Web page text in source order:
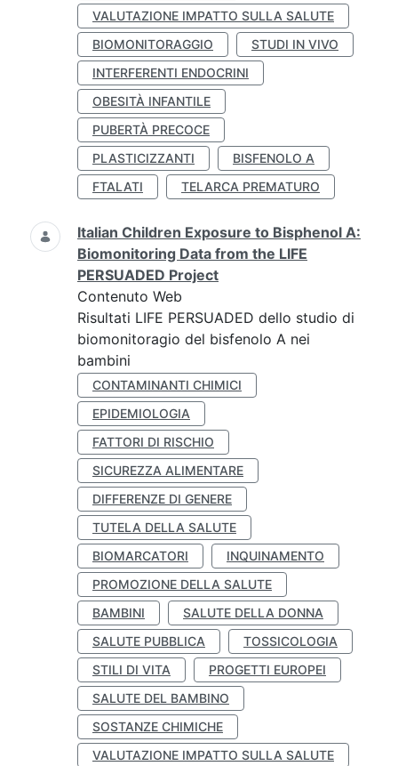
VALUTAZIONE IMPATTO SULLA SALUTE
BIOMONITORAGGIO
STUDI IN VIVO
INTERFERENTI ENDOCRINI
OBESITÀ INFANTILE
PUBERTÀ PRECOCE
PLASTICIZZANTI
BISFENOLO A
FTALATI
TELARCA PREMATURO
Italian Children Exposure to Bisphenol A:
Biomonitoring Data from the LIFE
PERSUADED Project
Contenuto Web
Risultati LIFE PERSUADED dello studio di
biomonitoragio del bisfenolo A nei
bambini
CONTAMINANTI CHIMICI
EPIDEMIOLOGIA
FATTORI DI RISCHIO
SICUREZZA ALIMENTARE
DIFFERENZE DI GENERE
TUTELA DELLA SALUTE
BIOMARCATORI
INQUINAMENTO
PROMOZIONE DELLA SALUTE
BAMBINI
SALUTE DELLA DONNA
SALUTE PUBBLICA
TOSSICOLOGIA
STILI DI VITA
PROGETTI EUROPEI
SALUTE DEL BAMBINO
SOSTANZE CHIMICHE
VALUTAZIONE IMPATTO SULLA SALUTE